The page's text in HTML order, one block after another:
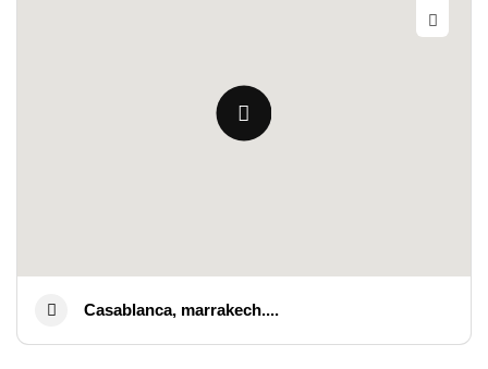
Casablanca, marrakech....